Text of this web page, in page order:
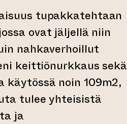
tupakkatehtaan
ovat jäljellä niin
nahkaverhoillut
keittiönurkkaus sekä
käytössä noin 109m2,
tulee yhteisistä
ja